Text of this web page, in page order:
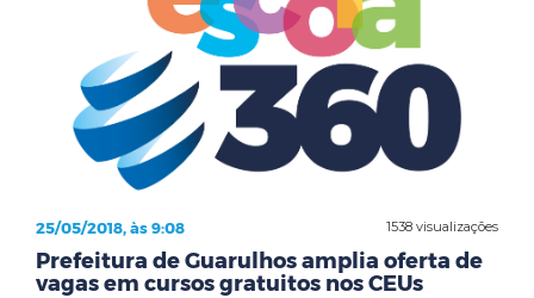
1538 visualizações
25/05/2018, às 9:08
Prefeitura de Guarulhos amplia oferta de
vagas em cursos gratuitos nos CEUs